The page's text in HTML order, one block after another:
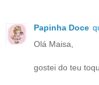
Papinha Doce
Olá Maisa,
gostei do teu